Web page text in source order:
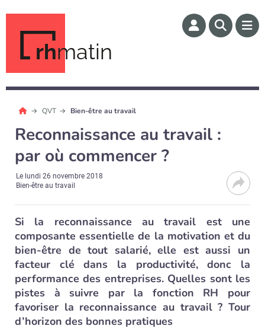
rhmatin
QVT Bien-être au travail
Reconnaissance au travail :
par où commencer ?
Le lundi 26 novembre 2018
Bien-être au travail
Si la reconnaissance au travail est une
composante essentielle de la motivation et du
bien-être de tout salarié, elle est aussi un
facteur clé dans la productivité, donc la
performance des entreprises. Quelles sont les
pistes à suivre par la fonction RH pour
favoriser la reconnaissance au travail ? Tour
d’horizon des bonnes pratiques